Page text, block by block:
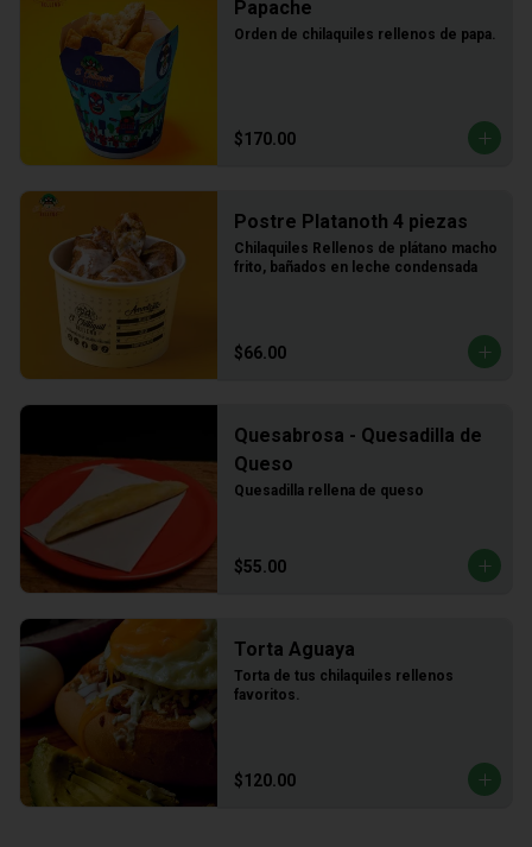
Papache
Orden de chilaquiles rellenos de papa.
$170.00
Postre Platanoth 4 piezas
Chilaquiles Rellenos de plátano macho
frito, bañados en leche condensada
$66.00
Quesabrosa - Quesadilla de
Queso
Quesadilla rellena de queso
$55.00
Torta Aguaya
Torta de tus chilaquiles rellenos
favoritos.
$120.00